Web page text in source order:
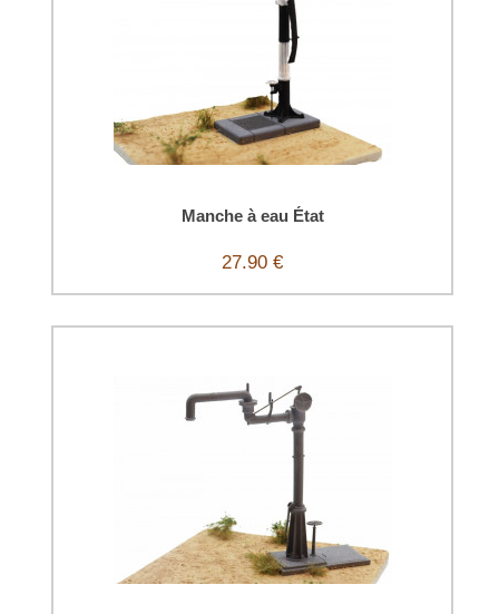
Manche à eau État
27.90 €